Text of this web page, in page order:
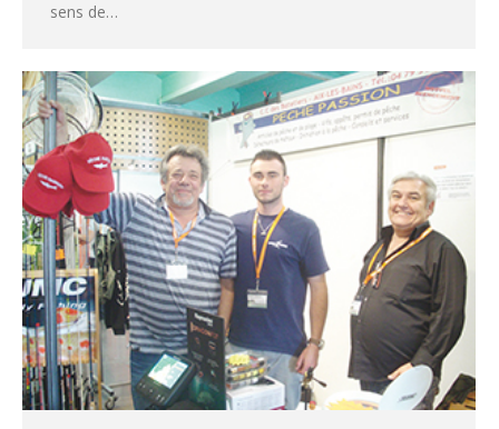
sens de…